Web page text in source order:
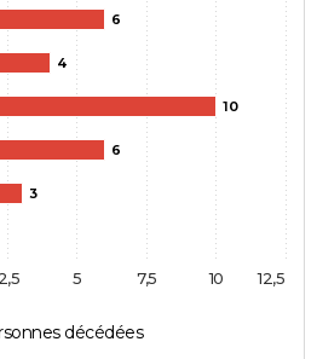
6
4
10
6
3
décédées
10
2,5 5 7,5 12,5